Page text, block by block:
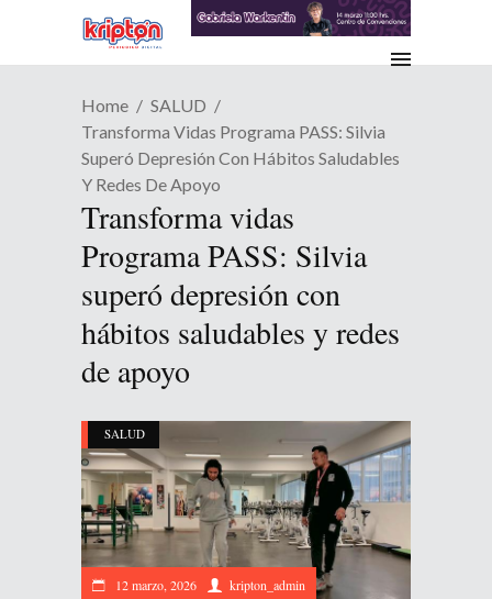
Home
SALUD
Transforma Vidas Programa PASS: Silvia
Superó Depresión Con Hábitos Saludables
Y Redes De Apoyo
Transforma vidas
Programa PASS: Silvia
superó depresión con
hábitos saludables y redes
de apoyo
SALUD
12 marzo, 2026 kripton_admin